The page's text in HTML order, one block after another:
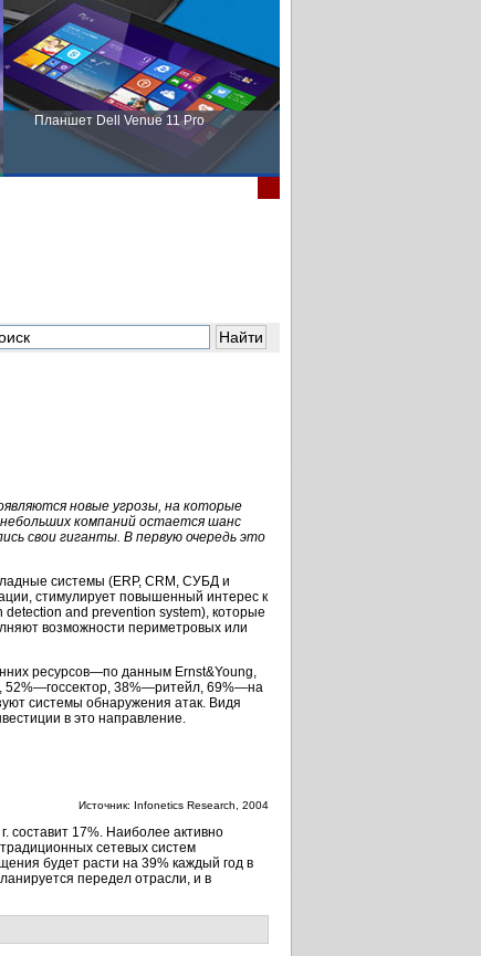
Планшет Dell Venue 11 Pro
новые угрозы, на которые
компаний остается шанс
свои гиганты. В первую очередь это
системы (ERP, CRM, СУБД и
стимулирует повышенный интерес к
and prevention system), которые
возможности периметровых или
ресурсов—по данным Ernst&Young,
52%—госсектор, 38%—ритейл, 69%—на
системы обнаружения атак. Видя
в это направление.
Источник: Infonetics Research, 2004
составит 17%. Наиболее активно
сетевых систем
будет расти на 39% каждый год в
передел отрасли, и в